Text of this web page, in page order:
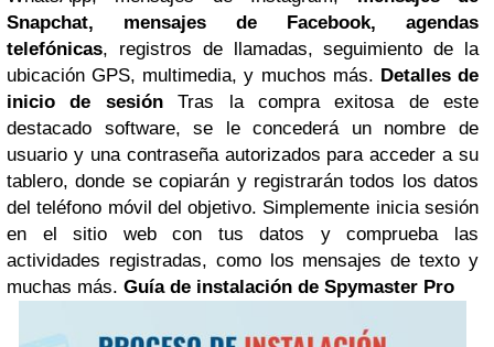
Snapchat, mensajes de Facebook, agendas
telefónicas, registros de llamadas, seguimiento de la
ubicación GPS, multimedia, y muchos más. Detalles de
inicio de sesión
Tras la compra exitosa de este
destacado software, se le concederá un nombre de
usuario y una contraseña autorizados para acceder a su
tablero, donde se copiarán y registrarán todos los datos
del teléfono móvil del objetivo. Simplemente inicia sesión
en el sitio web con tus datos y comprueba las
actividades registradas, como los mensajes de texto y
muchas más. Guía de instalación de Spymaster Pro